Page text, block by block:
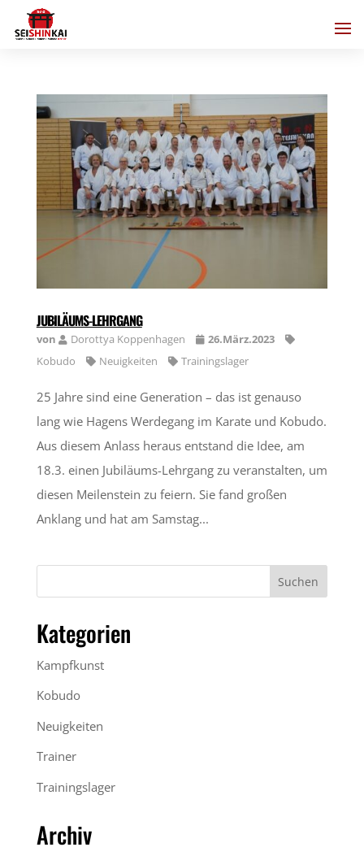
JUBILÄUMS-LEHRGANG
von Dorottya Koppenhagen
26.März.2023
Kobudo
Neuigkeiten Trainingslager
25 Jahre sind eine Generation – das ist genauso
lang wie Hagens Werdegang im Karate und Kobudo.
Aus diesem Anlass heraus entstand die Idee, am
18.3. einen Jubiläums-Lehrgang zu veranstalten, um
diesen Meilenstein zu feiern. Sie fand großen
Anklang und hat am Samstag...
Kategorien
Kampfkunst
Kobudo
Neuigkeiten
Trainer
Trainingslager
Archiv